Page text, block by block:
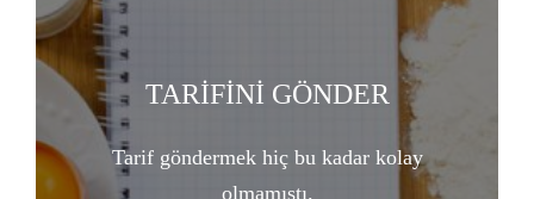
TARİFİNİ GÖNDER
Tarif göndermek hiç bu kadar kolay
olmamıştı.